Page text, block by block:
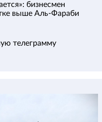
бизнесмен
выше Аль-Фараби
телеграмму